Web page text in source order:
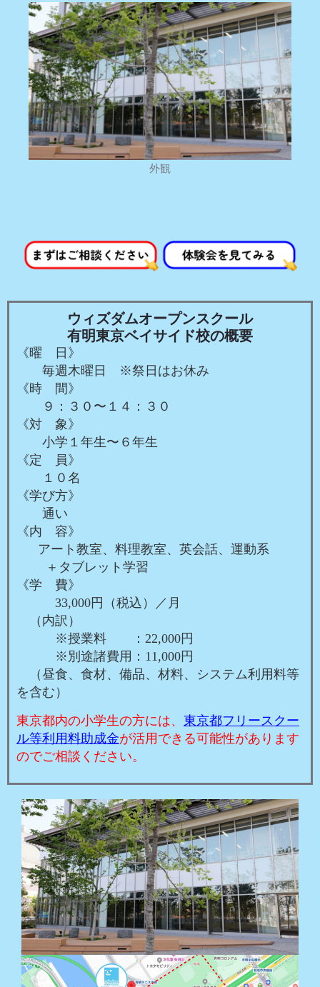
外観
ウィズダムオープンスクール
有明東京ベイサイド校の概要
《曜 日》
毎週木曜日 ※祭日はお休み
《時 間》
９：３０〜１４：３０
《対 象》
小学１年生〜６年生
《定 員》
１０名
《学び方》
通い
《内 容》
アート教室、料理教室、英会話、運動系
＋タブレット学習
《学 費》
33,000円（税込）／月
（内訳）
※授業料 ：22,000円
※別途諸費用：11,000円
（昼食、食材、備品、材料、システム利用料等
を含む）
東京都内の小学生の方には、 東京都フリースクー
ル等利用料助成金が活用できる可能性があります
のでご相談ください。